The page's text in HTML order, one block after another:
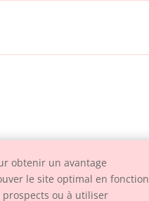
obtenir un avantage
le site optimal en fonction
ou à utiliser